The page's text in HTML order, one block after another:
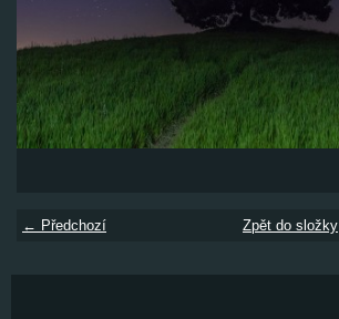
← Předchozí Zpět do složky